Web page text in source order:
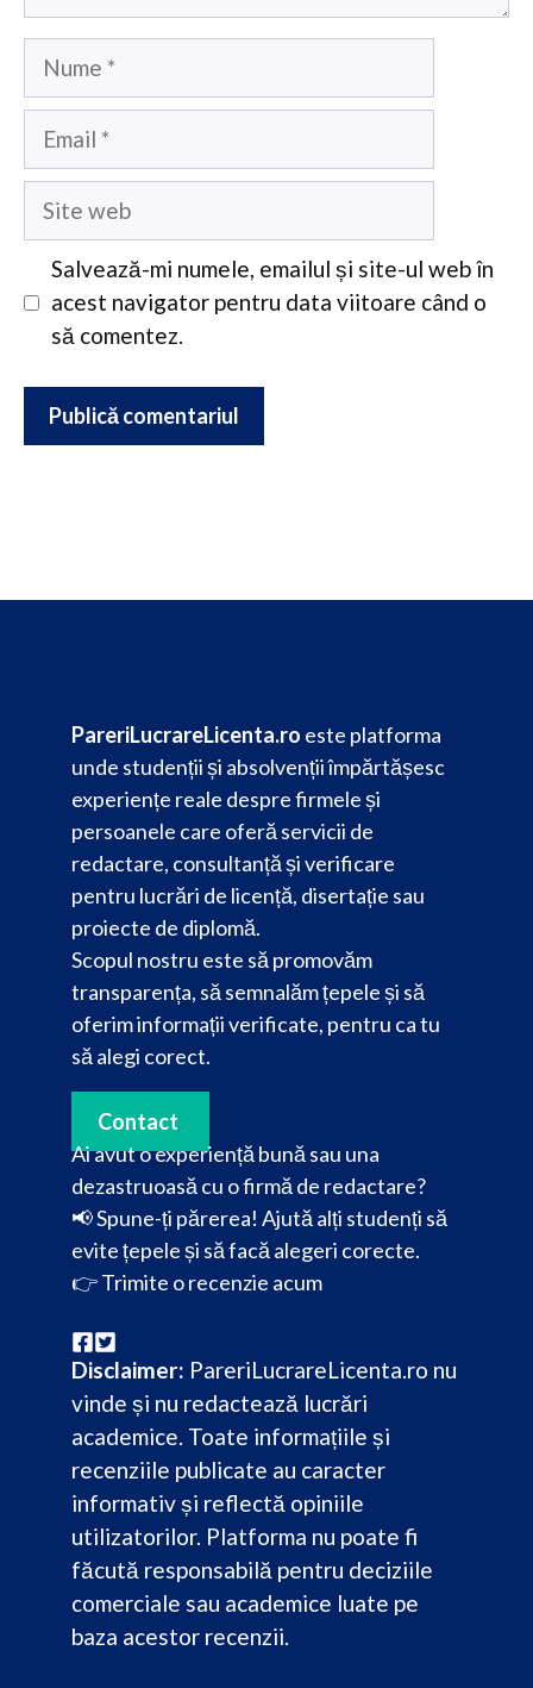
Nume
Email
Site
Salvează-mi numele, emailul și site-ul web în
acest navigator pentru data viitoare când o
să comentez.
PareriLucrareLicenta.ro este platforma
unde studenții și absolvenții împărtășesc
experiențe reale despre firmele și
persoanele care oferă servicii de
redactare, consultanță și verificare
pentru lucrări de licență, disertație sau
proiecte de diplomă.
Scopul nostru este să promovăm
transparența, să semnalăm țepele și să
oferim informații verificate, pentru ca tu
să alegi corect.
Contact
Ai avut o experiență bună sau una
dezastruoasă cu o firmă de redactare?
📢 Spune-ți părerea! Ajută alți studenți să
evite țepele și să facă alegeri corecte.
👉Trimite o recenzie acum
Disclaimer: PareriLucrareLicenta.ro nu
vinde și nu redactează lucrări
academice. Toate informațiile și
recenziile publicate au caracter
informativ și reflectă opiniile
utilizatorilor. Platforma nu poate fi
făcută responsabilă pentru deciziile
comerciale sau academice luate pe
baza acestor recenzii.